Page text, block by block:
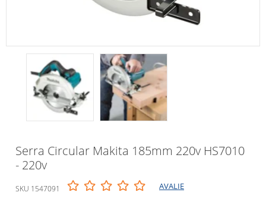
Serra Circular Makita 185mm 220v HS7010
- 220v
SKU 1547091 AVALIE